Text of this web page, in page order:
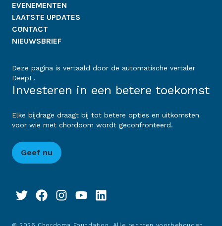
EVENEMENTEN
LAATSTE UPDATES
CONTACT
NIEUWSBRIEF
Deze pagina is vertaald door de automatische vertaler
DeepL.
Investeren in een betere toekomst
Elke bijdrage draagt bij tot betere opties en uitkomsten
voor wie met chordoom wordt geconfronteerd.
Geef nu